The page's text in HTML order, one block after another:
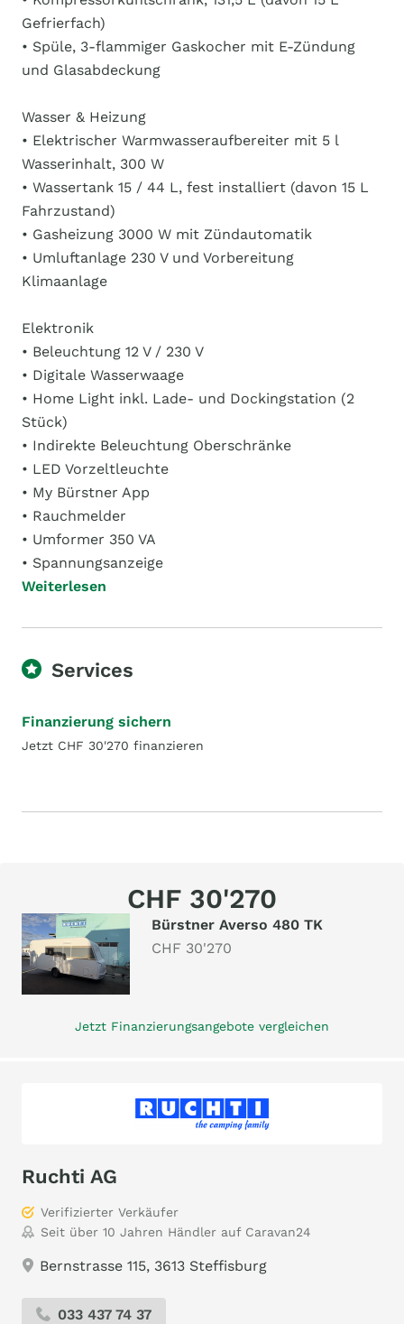
Gefrierfach)
• Spüle, 3-flammiger Gaskocher mit E-Zündung
und Glasabdeckung
Wasser & Heizung
• Elektrischer Warmwasseraufbereiter mit 5 l
Wasserinhalt, 300 W
• Wassertank 15 / 44 L, fest installiert (davon 15 L
Fahrzustand)
• Gasheizung 3000 W mit Zündautomatik
• Umluftanlage 230 V und Vorbereitung
Klimaanlage
Elektronik
• Beleuchtung 12 V / 230 V
• Digitale Wasserwaage
• Home Light inkl. Lade- und Dockingstation (2
Stück)
• Indirekte Beleuchtung Oberschränke
• LED Vorzeltleuchte
• My Bürstner App
• Rauchmelder
• Umformer 350 VA
• Spannungsanzeige
Weiterlesen
Services
Finanzierung sichern
Jetzt CHF 30'270 finanzieren
CHF 30'270
Bürstner Averso 480 TK
CHF 30'270
Jetzt Finanzierungsangebote vergleichen
Ruchti AG
Verifizierter Verkäufer
Seit über 10 Jahren Händler auf Caravan24
Bernstrasse 115, 3613 Steffisburg
033 437 74 37